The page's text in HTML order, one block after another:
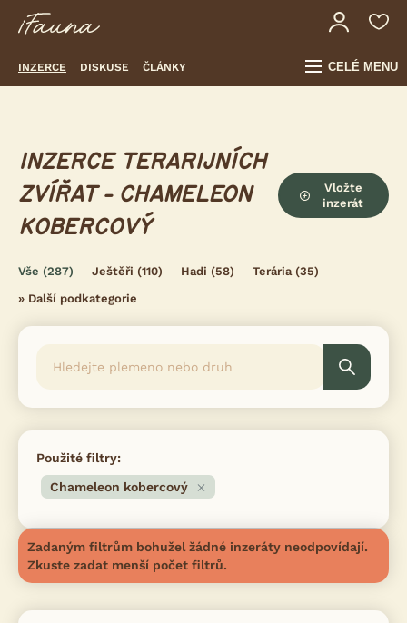
INZERCE DISKUSE ČLÁNKY CELÉ MENU
INZERCE TERARIJNÍCH
ZVÍŘAT - CHAMELEON
KOBERCOVÝ
Vložte
inzerát
Vše (287) Ještěři (110) Hadi (58) Terária(35)
» Další podkategorie
Použité filtry:
Chameleon kobercový
Zadaným filtrům bohužel žádné inzeráty neodpovídají.
Zkuste zadat menší počet filtrů.